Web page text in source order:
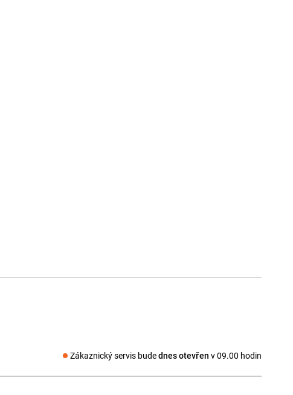
Zákaznický servis budednes otevřen v 09.00 hodin
Sociální média